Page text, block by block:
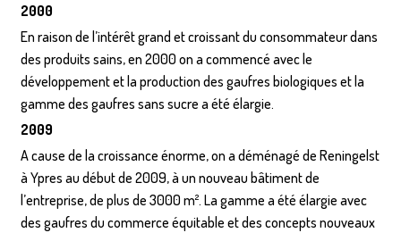
2000
En raison de l’intérêt grand et croissant du consommateur dans
des produits sains, en 2000 on a commencé avec le
développement et la production des gaufres biologiques et la
gamme des gaufres sans sucre a été élargie.
2009
A cause de la croissance énorme, on a déménagé de Reningelst
à Ypres au début de 2009, à un nouveau bâtiment de
l’entreprise, de plus de 3000 m². La gamme a été élargie avec
des gaufres du commerce équitable et des concepts nouveaux